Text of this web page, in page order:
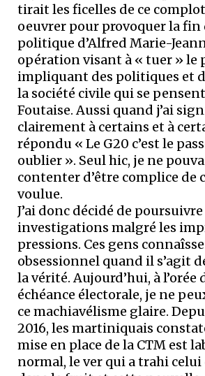
tirait les ficelles de ce
oeuvrer pour provoquer la fin
politique d’Alfred Marie-
opération visant à « tuer » le
impliquant des politiques et
la société civile qui se
Foutaise. Aussi quand j’ai
clairement à certains et à
répondu « Le G20 c’est le
oublier ». Seul hic, je ne
contenter d’être complice de
voulue.
J’ai donc décidé de
investigations malgré les
pressions. Ces gens
obsessionnel quand il s’agit
la vérité. Aujourd’hui, à l’orée
échéance électorale, je ne
ce machiavélisme glaire.
2016, les martiniquais
mise en place de la CTM est
normal, le ver qui a trahi celui